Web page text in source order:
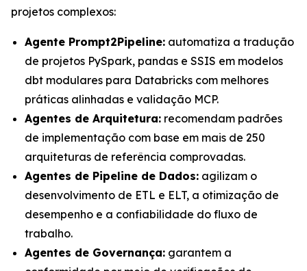
projetos complexos:
Agente Prompt2Pipeline: automatiza a tradução
de projetos PySpark, pandas e SSIS em modelos
dbt modulares para Databricks com melhores
práticas alinhadas e validação MCP.
Agentes de Arquitetura: recomendam padrões
de implementação com base em mais de 250
arquiteturas de referência comprovadas.
Agentes de Pipeline de Dados: agilizam o
desenvolvimento de ETL e ELT, a otimização de
desempenho e a confiabilidade do fluxo de
trabalho.
Agentes de Governança: garantem a